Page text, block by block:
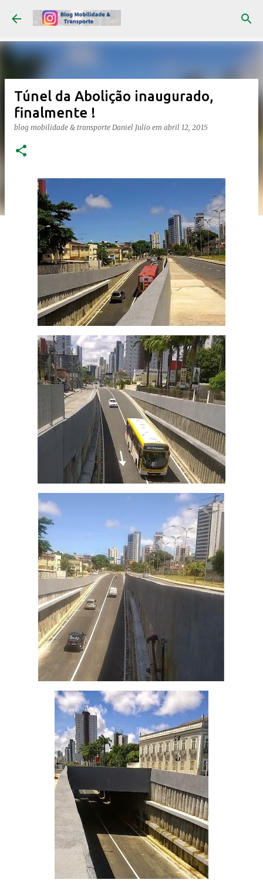
Pular para o conteúdo principal
Túnel da Abolição inaugurado,
finalmente !
blog mobilidade & transporte Daniel Julio em abril 12, 2015